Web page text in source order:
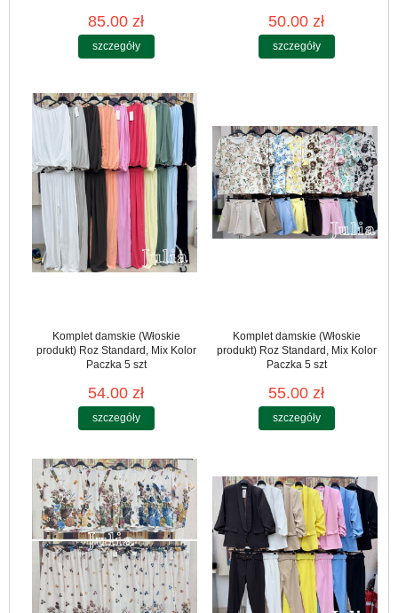
85.00 zł
szczegóły
50.00 zł
szczegóły
Komplet damskie (Włoskie
produkt) Roz Standard, Mix Kolor
Paczka 5 szt
54.00 zł
szczegóły
Komplet damskie (Włoskie
produkt) Roz Standard, Mix Kolor
Paczka 5 szt
55.00 zł
szczegóły